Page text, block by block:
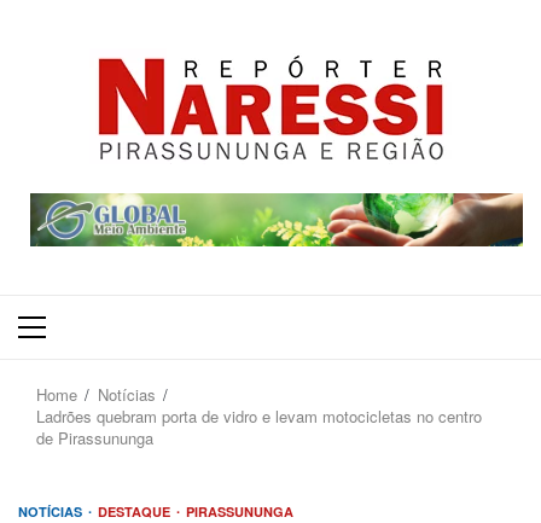
Primary
Home
Notícias
Ladrões quebram porta de vidro e levam motocicletas no centro
de Pirassununga
NOTÍCIAS DESTAQUE PIRASSUNUNGA